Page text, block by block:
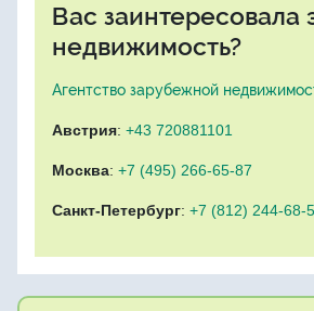
Вас заинтересовала
недвижимость?
Агентство зарубежной
Австрия: +43 720881101
Москва: +7 (495) 266-65-87
Санкт-Петербург: +7 (812) 244-68-